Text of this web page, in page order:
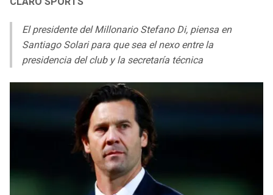
LIGA DE EXPANSIÓN MX
LEAGUES CUP
UEFA EUROPA LEAGUE
UEFA CONFERENCE LEAGUE
MLS
COPA SUDAMERICANA
El presidente del Millonario Stefano Di, piensa en
Santiago Solari para que sea el nexo entre la
presidencia del club y la secretaría técnica